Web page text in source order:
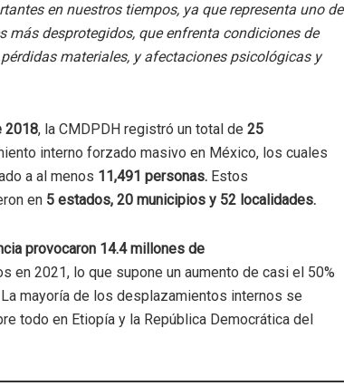
en nuestros tiempos, ya que representa uno de
más desprotegidos, que enfrenta condiciones de
materiales, y afectaciones psicológicas y
2018, la CMDPDH registró un total de 25
interno forzado masivo en México, los cuales
a al menos 11,491 personas. Estos
en 5 estados, 20 municipios y 52 localidades.
provocaron 14.4 millones de
en 2021, lo que supone un aumento de casi el 50%
mayoría de los desplazamientos internos se
todo en Etiopía y la República Democrática del